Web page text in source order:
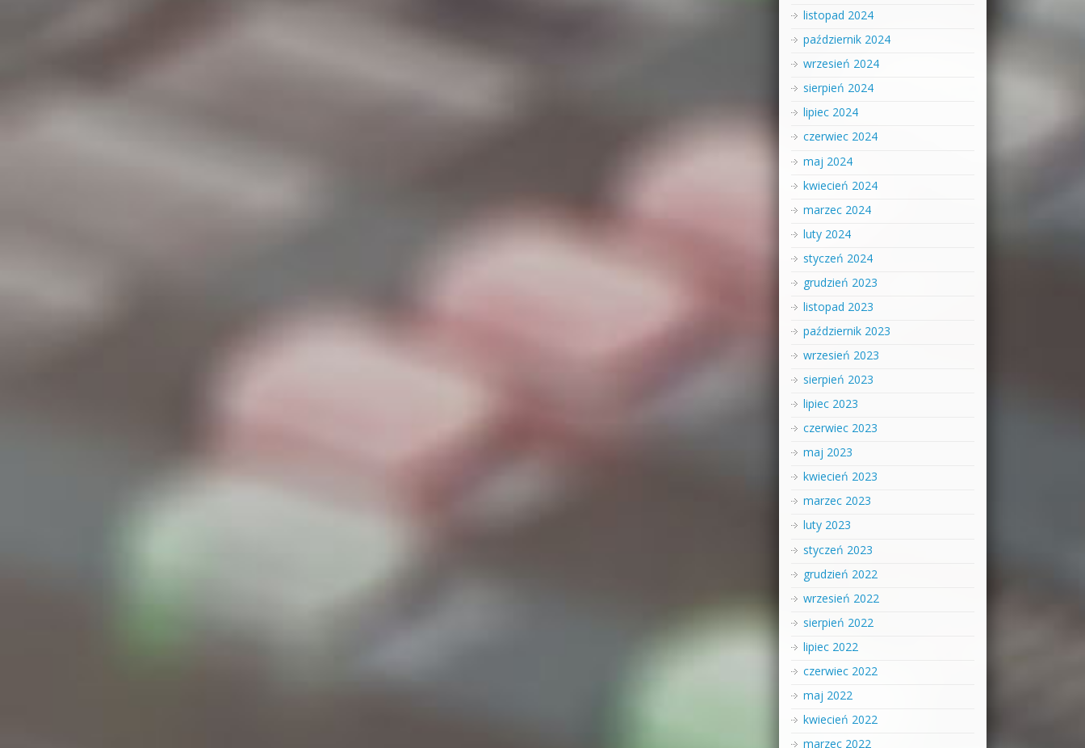
listopad 2024
październik 2024
wrzesień 2024
sierpień 2024
lipiec 2024
czerwiec 2024
maj 2024
kwiecień 2024
marzec 2024
luty 2024
styczeń 2024
grudzień 2023
listopad 2023
październik 2023
wrzesień 2023
sierpień 2023
lipiec 2023
czerwiec 2023
maj 2023
kwiecień 2023
marzec 2023
luty 2023
styczeń 2023
grudzień 2022
wrzesień 2022
sierpień 2022
lipiec 2022
czerwiec 2022
maj 2022
kwiecień 2022
marzec 2022